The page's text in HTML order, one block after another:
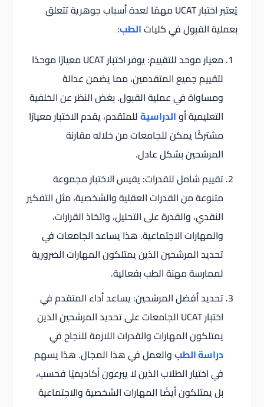
يُعتبر اختبار UCAT مهمًا لعدة أسباب جوهرية تتعلق
بعملية القبول في كلياتالطب:
معيار موحد للتقييم: يوفر اختبار UCAT معيارًا موحدًا
لتقييم جميع المتقدمين، مما يضمن عدالة
ومساواة في عملية القبول. بغض النظر عن الخلفية
التعليمية أوالدراسيةللمتقدم، يقدم الاختبار معيارًا
مشتركًا يمكن للجامعات من خلاله مقارنة
المرشحين بشكل عادل.
تقييم شامل للقدرات: يقيس الاختبار مجموعة
متنوعة من القدرات العقلية والشخصية، مثل التفكير
النقدي، والقدرة على التحليل، واتخاذ القرارات،
والمهارات الاجتماعية. هذا يساعد الجامعات في
تحديد المرشحين الذين يمتلكون المهارات الضرورية
لممارسة مهنة الطب بفعالية.
تحديد أفضل المرشحين: يساعد أداء المتقدم في
اختبار UCAT الجامعات على تحديد المرشحين الذين
يمتلكون المهارات والقدرات اللازمة للنجاح في
دراسة الطبوالعمل في هذا المجال. هذا يسهم
في اختيار الطلاب الذين لا يبرعون أكاديميًا فحسب،
بل يمتلكون أيضًا المهارات الشخصية والاجتماعية